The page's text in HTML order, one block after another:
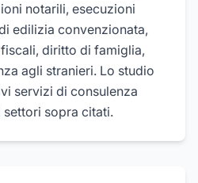
notarili, esecuzioni
edilizia convenzionata,
diritto di famiglia,
agli stranieri. Lo studio
servizi di consulenza
sopra citati.